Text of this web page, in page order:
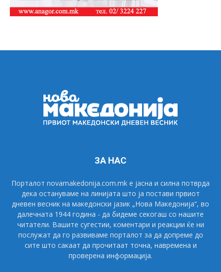
ЗА НАС
Порталот novamakedonija.com.mk е јасна и силна потврда
дека остануваме на линијата што ја постави првиот
дневен весник на македонски јазик „Нова Македонија“, во
далечната 1944 година - да бидеме секогаш со нашите
читатели. Вашите сугестии, коментари и реакции ќе ни
послужат да го развиваме порталот за да допреме до
сите што сакаат да прочитаат точна, навремена и
проверена информација.